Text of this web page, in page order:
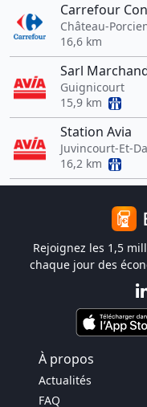
Carrefour
Château-
16,6 km
Sarl
Guignicourt
15,9 km
Station Avia
Juvincourt-Et-
16,2 km
Rejoignez les 1,5
chaque jour des
À propos
Actualités
FAQ